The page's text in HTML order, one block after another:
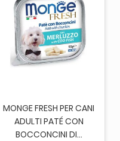
MONGE FRESH PER CANI
ADULTI PATÉ CON
BOCCONCINI DI...